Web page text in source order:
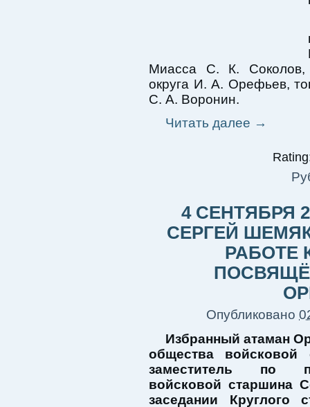
Миасса С. К. Соколов,
округа И. А. Орефьев,
С. А. Воронин.
Читать далее →
4 СЕНТЯБРЯ
СЕРГЕЙ
РАБОТЕ
Опубликовано
Избранный атаман
общества
заместитель по
войсковой старшина
заседании Круглого